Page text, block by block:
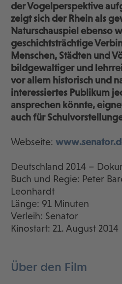
der Vogelperspektive
zeigt sich der Rhein als
Naturschauspiel ebenso
geschichtsträchtige
Menschen, Städten und
bildgewaltiger und
vor allem historisch und
interessiertes Publikum
ansprechen könnte,
auch für
Webseite:
Deutschland 2014 –
Buch und Regie: Peter
Leonhardt
Länge: 91 Minuten
Verleih: Senator
Kinostart: 21. August 2014
Über den Film